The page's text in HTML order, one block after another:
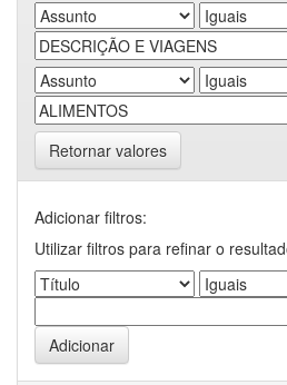
Retornar valores
Adicionar filtros:
Utilizar filtros para refinar o